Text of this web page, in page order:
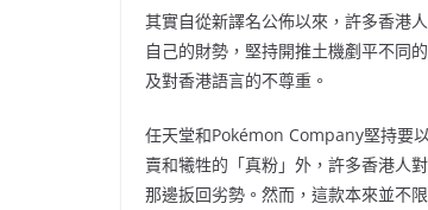
其實自從新譯名公佈以來， 許多香港人
自己的財勢，堅持開推土機剷平不同
及對香港語言的不尊重。
任天堂和Pokémon Company堅持要
賣和犧牲的「真粉」外，許多香港人
那邊扳回劣勢。然而，這款本來並不